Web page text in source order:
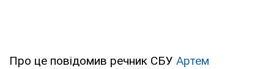
Про це повідомив речник СБУ Артем